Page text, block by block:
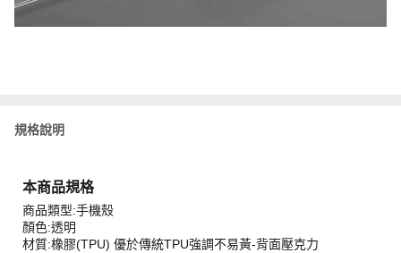
規格說明
本商品規格
商品類型:手機殼
顏色:透明
材質:橡膠(TPU) 優於傳統TPU強調不易黃-背面壓克力